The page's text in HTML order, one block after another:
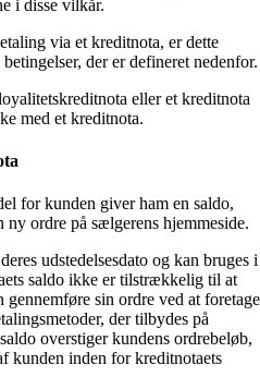
i disse vilkår.
via et kreditnota, er dette
der er defineret nedenfor.
eller et kreditnota
med et kreditnota.
for kunden giver ham en saldo,
ordre på sælgerens hjemmeside.
udstedelsesdato og kan bruges i
saldo ikke er tilstrækkelig til at
sin ordre ved at foretage
der tilbydes på
overstiger kundens ordrebeløb,
kunden inden for kreditnotaets